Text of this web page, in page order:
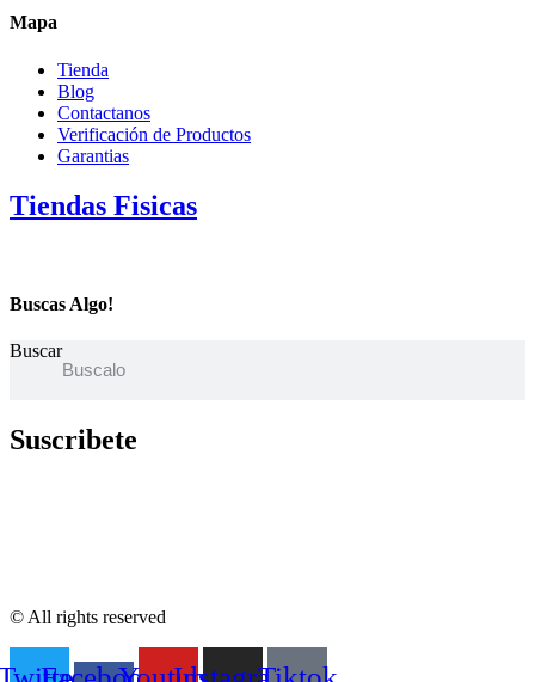
Mapa
Tienda
Blog
Contactanos
Verificación de Productos
Garantias
Tiendas Fisicas
Buscas Algo!
Buscar
Suscribete
© All rights reserved